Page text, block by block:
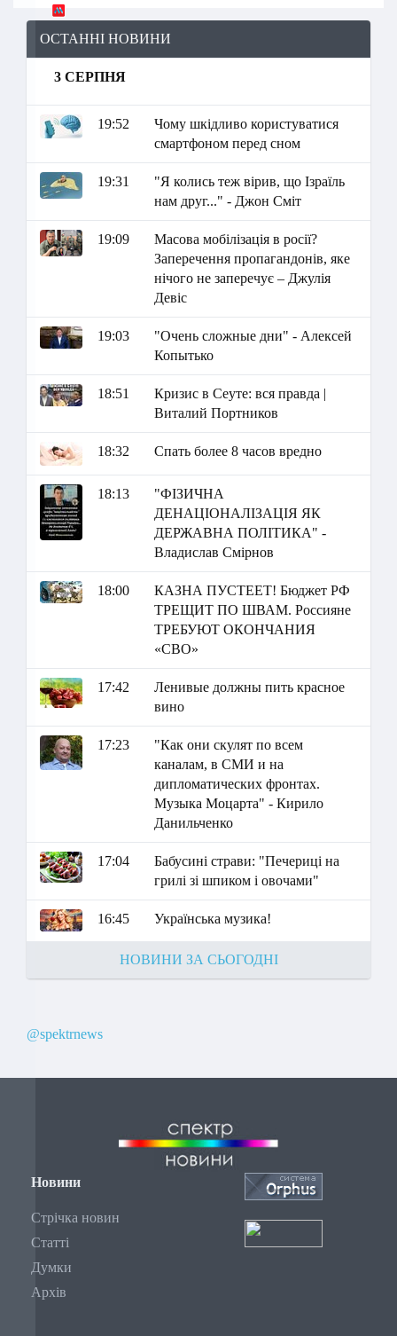
ОСТАННІ НОВИНИ
3 СЕРПНЯ
19:52
Чому шкідливо користуватися
смартфоном перед сном
19:31
"Я колись теж вірив, що Ізраїль
нам друг..." - Джон Сміт
19:09
Масова мобілізація в росії?
Заперечення пропагандонів, яке
нічого не заперечує – Джулія
Девіс
19:03
"Очень сложные дни" - Алексей
Копытько
18:51
Кризис в Сеуте: вся правда |
Виталий Портников
18:32 Спать более 8 часов вредно
18:13
"ФІЗИЧНА
ДЕНАЦІОНАЛІЗАЦІЯ ЯК
ДЕРЖАВНА ПОЛІТИКА" -
Владислав Смірнов
18:00
КАЗНА ПУСТЕЕТ! Бюджет РФ
ТРЕЩИТ ПО ШВАМ. Россияне
ТРЕБУЮТ ОКОНЧАНИЯ
«СВО»
17:42
Ленивые должны пить красное
вино
17:23
"Как они скулят по всем
каналам, в СМИ и на
дипломатических фронтах.
Музыка Моцарта" - Кирило
Данильченко
17:04
Бабусині страви: "Печериці на
грилі зі шпиком і овочами"
16:45 Українська музика!
НОВИНИ ЗА СЬОГОДНІ
@spektrnews
Новини
Стрічка новин
Статті
Думки
Архів